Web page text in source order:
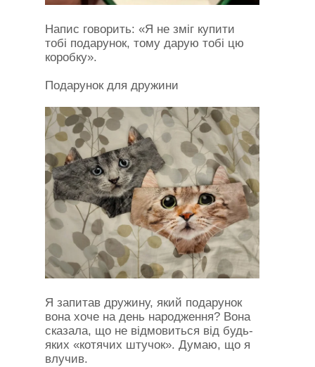
Напис говорить: «Я не зміг купити
тобі подарунок, тому дарую тобі цю
коробку».
Подарунок для дружини
Я запитав дружину, який подарунок
вона хоче на день народження? Вона
сказала, що не відмовиться від будь-
яких «котячих штучок». Думаю, що я
влучив.